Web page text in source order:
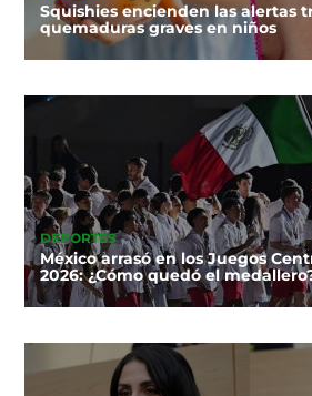
Squishies encienden las alertas
quemaduras graves en niños
DEPORTES
México arrasó en los Juegos
2026: ¿Cómo quedó el